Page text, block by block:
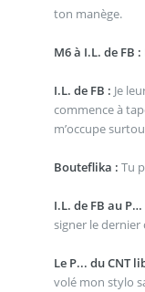
ton manège.
M6 à I.L. de FB :
I.L. de FB : Je
commence à
m’occupe
Bouteflika : Tu
I.L. de FB au
signer le dernier
Le P... du CNT
volé mon stylo